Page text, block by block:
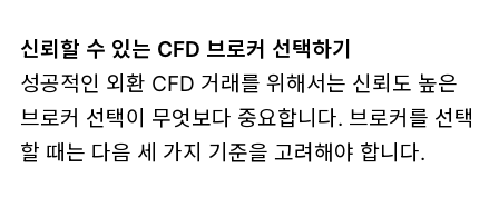
신뢰할 수 있는 CFD 브로커 선택하기
성공적인 외환 CFD 거래를 위해서는 신뢰도 높은
브로커 선택이 무엇보다 중요합니다. 브로커를 선택
할 때는 다음 세 가지 기준을 고려해야 합니다.